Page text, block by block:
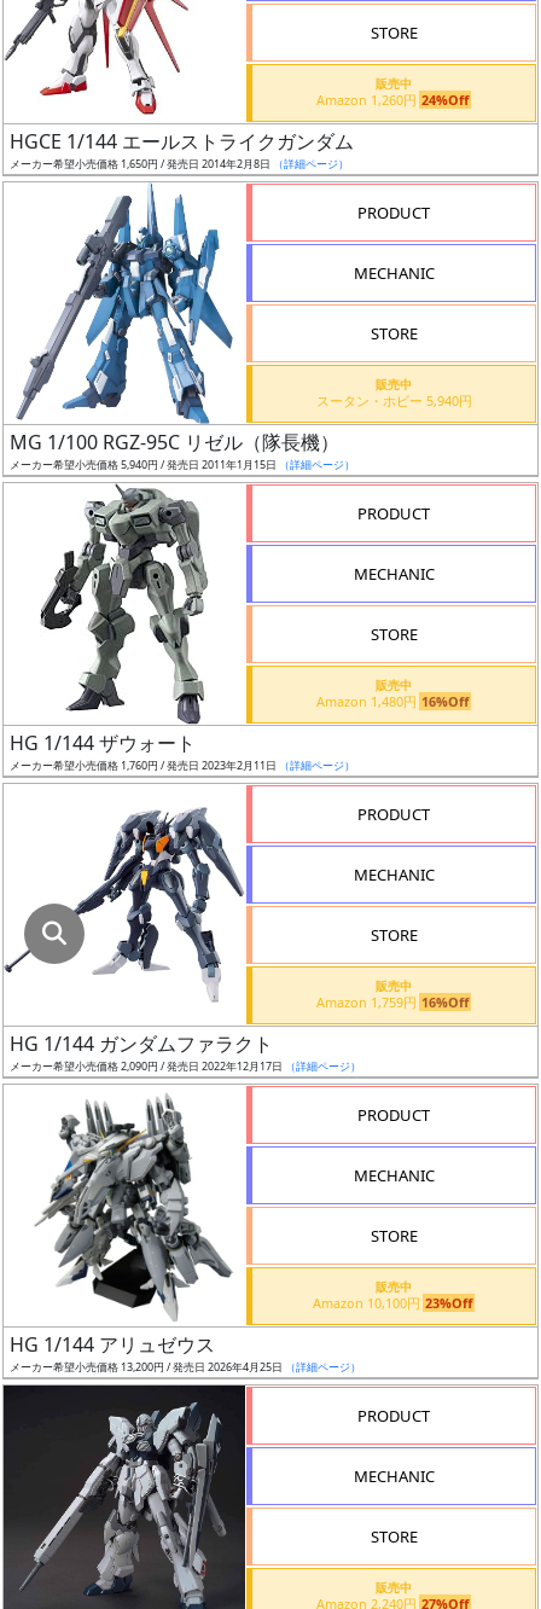
割
引
店
舗
最
安
ボ
ク
ス
ア
ー
タ
ー
（β）
STORE
販売中
Amazon 1,260円 24%Off
HGCE 1/144 エールストライクガンダム
メーカー希望小売価格 1,650円 / 発売日 2014年2月8日 （詳細ページ）
PRODUCT
MECHANIC
STORE
販売中
スータン・ホビー 5,940円
MG 1/100 RGZ-95C リゼル（隊長機）
メーカー希望小売価格 5,940円 / 発売日 2011年1月15日 （詳細ページ）
PRODUCT
MECHANIC
STORE
販売中
Amazon 1,480円 16%Off
HG 1/144 ザウォート
メーカー希望小売価格 1,760円 / 発売日 2023年2月11日 （詳細ページ）
PRODUCT
MECHANIC
STORE
販売中
Amazon 1,759円 16%Off
HG 1/144 ガンダムファラクト
メーカー希望小売価格 2,090円 / 発売日 2022年12月17日 （詳細ページ）
PRODUCT
MECHANIC
STORE
販売中
Amazon 10,100円 23%Off
HG 1/144 アリュゼウス
メーカー希望小売価格 13,200円 / 発売日 2026年4月25日 （詳細ページ）
PRODUCT
MECHANIC
STORE
販売中
Amazon 2,240円 27%Off